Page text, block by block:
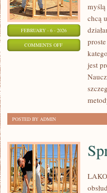
FEBRUARY - 6 - 2026
COMMENTS OFFON
NAUCZYCIELA
chcą
jest
POSTED BY ADMIN